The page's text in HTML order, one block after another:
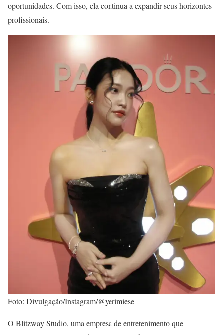
oportunidades. Com isso, ela continua a expandir seus horizontes
profissionais.
Foto: Divulgação/Instagram/@yerimiese
O Blitzway Studio, uma empresa de entretenimento que